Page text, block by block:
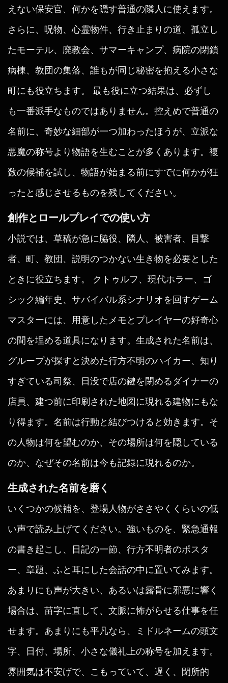
えない保安官、何かを隠す普通の隣人に使えます。
さらに、呪物、心霊物件、行き止まりの道、孤立し
たモーテル、廃教会、サマーキャンプ、病院の閉鎖
病棟、教団の集落、誰もが同じ秘密を抱える小さな
町にも役立ちます。 最も役に立つ結果は、必ずし
も一番派手なものではありません。控えめで普通の
名前に、奇妙な細部が一つ加わったほうが、立派な
悪魔の称号より物語を生むことが多くあります。複
数の候補を試し、物語が始まる前にすでに何かが狂
ったと感じさせるものを残してください。
創作とロールプレイでの使い方
小説では、草稿が急に脇役、隣人、被害者、目撃
者、町、教団、説明のつかない生き物を必要とした
ときに役立ちます。 クトゥルフ、現代ホラー、ゴ
シック編年史、サバイバル系シナリオを回すゲーム
マスターには、用意したメモとプレイヤーの好奇心
の間を埋める道具になります。生成された名前は、
グループが探すと決めた行方不明のハイカー、知り
すぎている司祭、日没で店の鍵を閉めるダイナーの
店員、建つ前に印刷された地図に現れる建物にもな
り得ます。名前は行動と結びつけると効きます。そ
の人物は何を望むのか、その場所は何を隠している
のか、なぜその名前は今も記録に現れるのか。
生成された名前を磨く
いくつかの候補を、登場人物がささやくくらいの低
い声で読み上げてください。強いものを、緊急通報
の書き起こし、日記の一節、行方不明者のポスタ
ー、章題、ふと耳にした会話の中に置いてみます。
あまりにも声が大きい、あるいは露骨に邪悪に響く
場合は、苗字に直して、文脈に怖がらせる仕事を任
せます。あまりにも平凡なら、ミドルネームの頭文
字、日付、場所、小さな儀礼上の称号を加えます。
雰囲気は不安げで、こもっていて、遅く、閉所的